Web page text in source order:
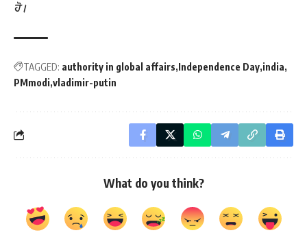
ਹੋ।
TAGGED: authority in global affairs Independence Day india
PMmodi vladimir-putin
What do you think?